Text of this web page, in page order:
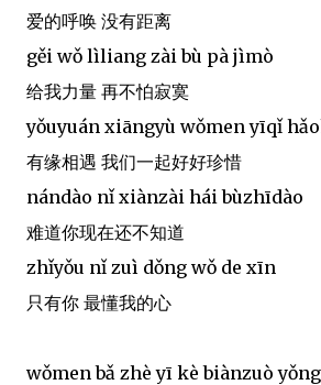
爱的呼唤 没有距离
gěi wǒ lìliang zài bù pà jìmò
给我力量 再不怕寂寞
yǒuyuán xiāngyù wǒmen yīqǐ
有缘相遇 我们一起好好珍惜
nándào nǐ xiànzài hái bùzhīdào
难道你现在还不知道
zhǐyǒu nǐ zuì dǒng wǒ de xīn
只有你 最懂我的心
wǒmen bǎ zhè yī kè biànzuò